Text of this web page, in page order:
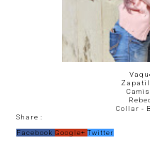
Collar -
Share :
FacebookGoogle+Twitter